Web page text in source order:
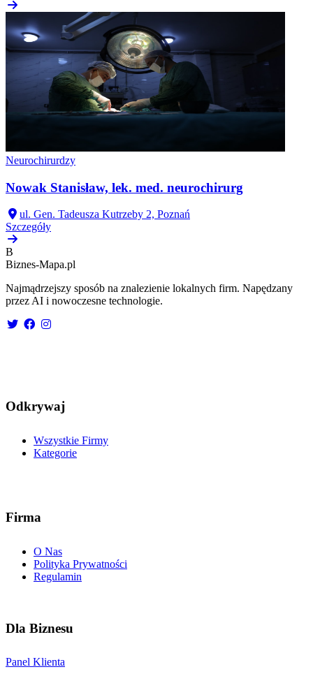
Neurochirurdzy
Nowak Stanisław, lek. med. neurochirurg
ul. Gen. Tadeusza Kutrzeby 2, Poznań
Szczegóły
B
Biznes-Mapa.pl
Najmądrzejszy sposób na znalezienie lokalnych firm. Napędzany
przez AI i nowoczesne technologie.
Odkrywaj
Wszystkie Firmy
Kategorie
Firma
O Nas
Polityka Prywatności
Regulamin
Dla Biznesu
Panel Klienta